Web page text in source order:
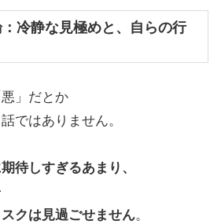
：冷静な見極めと、自らの行
」だとか
ではありません。
待しすぎるあまり、
クは見過ごせません。